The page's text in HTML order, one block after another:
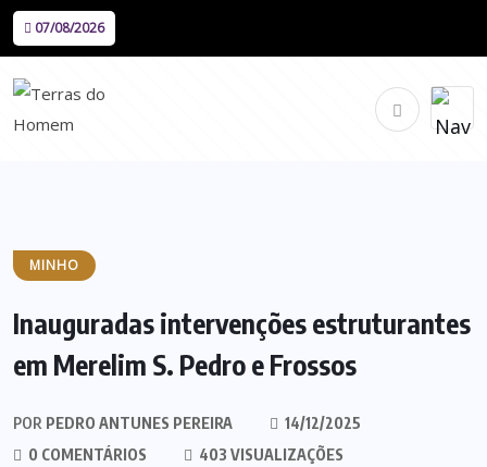
07/08/2026
MINHO
Inauguradas intervenções estruturantes
em Merelim S. Pedro e Frossos
POR PEDRO ANTUNES PEREIRA
14/12/2025
0 COMENTÁRIOS
403 VISUALIZAÇÕES